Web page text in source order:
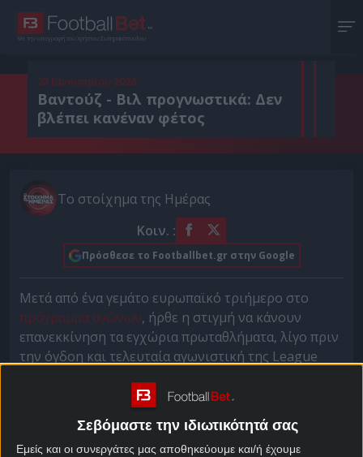
Σεβόμαστε την ιδιωτικότητά σας
Εμείς και οι συνεργάτες μας αποθηκεύουμε και/ή έχουμε
Με την υπογραφή του Χρήστου Σωτηρακόπουλου
23 Ιανουαρίου 2026
Βαντούζ - Βιλ προγνωστικά: Δεν
βλέπει κανέναν φέτος
Το στοίχημα της Ημέρας
Κοιν. :
Πρόσθεσε το Footballbet.gr στην Google
Μετά από ένα γεμάτο ευρωπαϊκό τριήμερο στο
πρόγραμμα αγώνων, ήρθε η στιγμή να κάνουν
επανεκκίνηση τα εγχώρια πρωταθλήματα, λίγο πριν
την όγδοη και τελευταία αγωνιστική της League
από τις περισσότερες κορυφαίες κατηγορίες έχει
στοίχημα σήμερα
, αλλά εμείς θα μεταφερθούμε
στην Τσάλεντζ Λιγκ της Ελβετίας.